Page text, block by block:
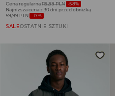
Cena regularna119,99 PLN -58%
Najniższa cena z 30 dni przed obniżką
59,99 PLN -17%
SALEOSTATNIE SZTUKI